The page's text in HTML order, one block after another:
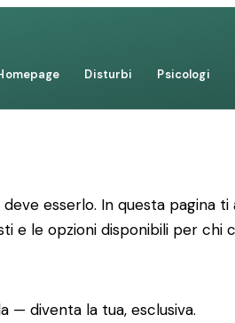
Disturbi Psicologi
esserlo. In questa pagina
e le opzioni disponibili per chi
— diventa la tua, esclusiva.